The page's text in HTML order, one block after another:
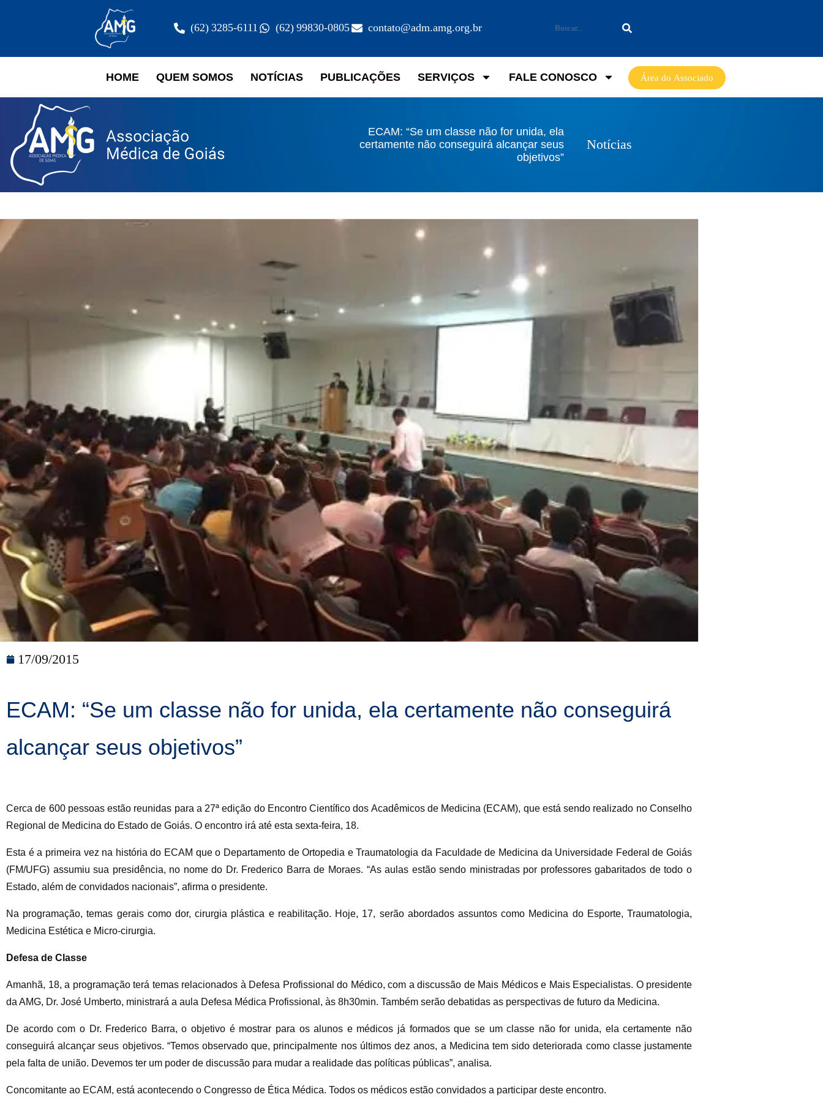
(62) 3285-6111 (62) 99830-0805 contato@adm.amg.org.br
HOME QUEM SOMOS NOTÍCIAS PUBLICAÇÕES SERVIÇOS FALE CONOSCO Área do Associado
ECAM: “Se um classe não for unida, ela
certamente não conseguirá alcançar seus
objetivos”
Notícias
17/09/2015
ECAM: “Se um classe não for unida, ela certamente não conseguirá
alcançar seus objetivos”
Cerca de 600 pessoas estão reunidas para a 27ª edição do Encontro Científico dos Acadêmicos de Medicina (ECAM), que está sendo realizado no Conselho
Regional de Medicina do Estado de Goiás. O encontro irá até esta sexta-feira, 18.
Esta é a primeira vez na história do ECAM que o Departamento de Ortopedia e Traumatologia da Faculdade de Medicina da Universidade Federal de Goiás
(FM/UFG) assumiu sua presidência, no nome do Dr. Frederico Barra de Moraes. “As aulas estão sendo ministradas por professores gabaritados de todo o
Estado, além de convidados nacionais”, afirma o presidente.
Na programação, temas gerais como dor, cirurgia plástica e reabilitação. Hoje, 17, serão abordados assuntos como Medicina do Esporte, Traumatologia,
Medicina Estética e Micro-cirurgia.
Defesa de Classe
Amanhã, 18, a programação terá temas relacionados à Defesa Profissional do Médico, com a discussão de Mais Médicos e Mais Especialistas. O presidente
da AMG, Dr. José Umberto, ministrará a aula Defesa Médica Profissional, às 8h30min. Também serão debatidas as perspectivas de futuro da Medicina.
De acordo com o Dr. Frederico Barra, o objetivo é mostrar para os alunos e médicos já formados que se um classe não for unida, ela certamente não
conseguirá alcançar seus objetivos. “Temos observado que, principalmente nos últimos dez anos, a Medicina tem sido deteriorada como classe justamente
pela falta de união. Devemos ter um poder de discussão para mudar a realidade das políticas públicas”, analisa.
Concomitante ao ECAM, está acontecendo o Congresso de Ética Médica. Todos os médicos estão convidados a participar deste encontro.